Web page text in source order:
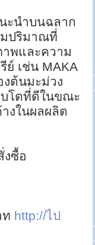
ะนำบนฉลาก
ปริมาณที่
าพและความ
ย์ เช่น MAKA
ต้นมะม่วง
บโตที่ดีในขณะ
งในผลผลิต
งซื้อ
ท http://ไป